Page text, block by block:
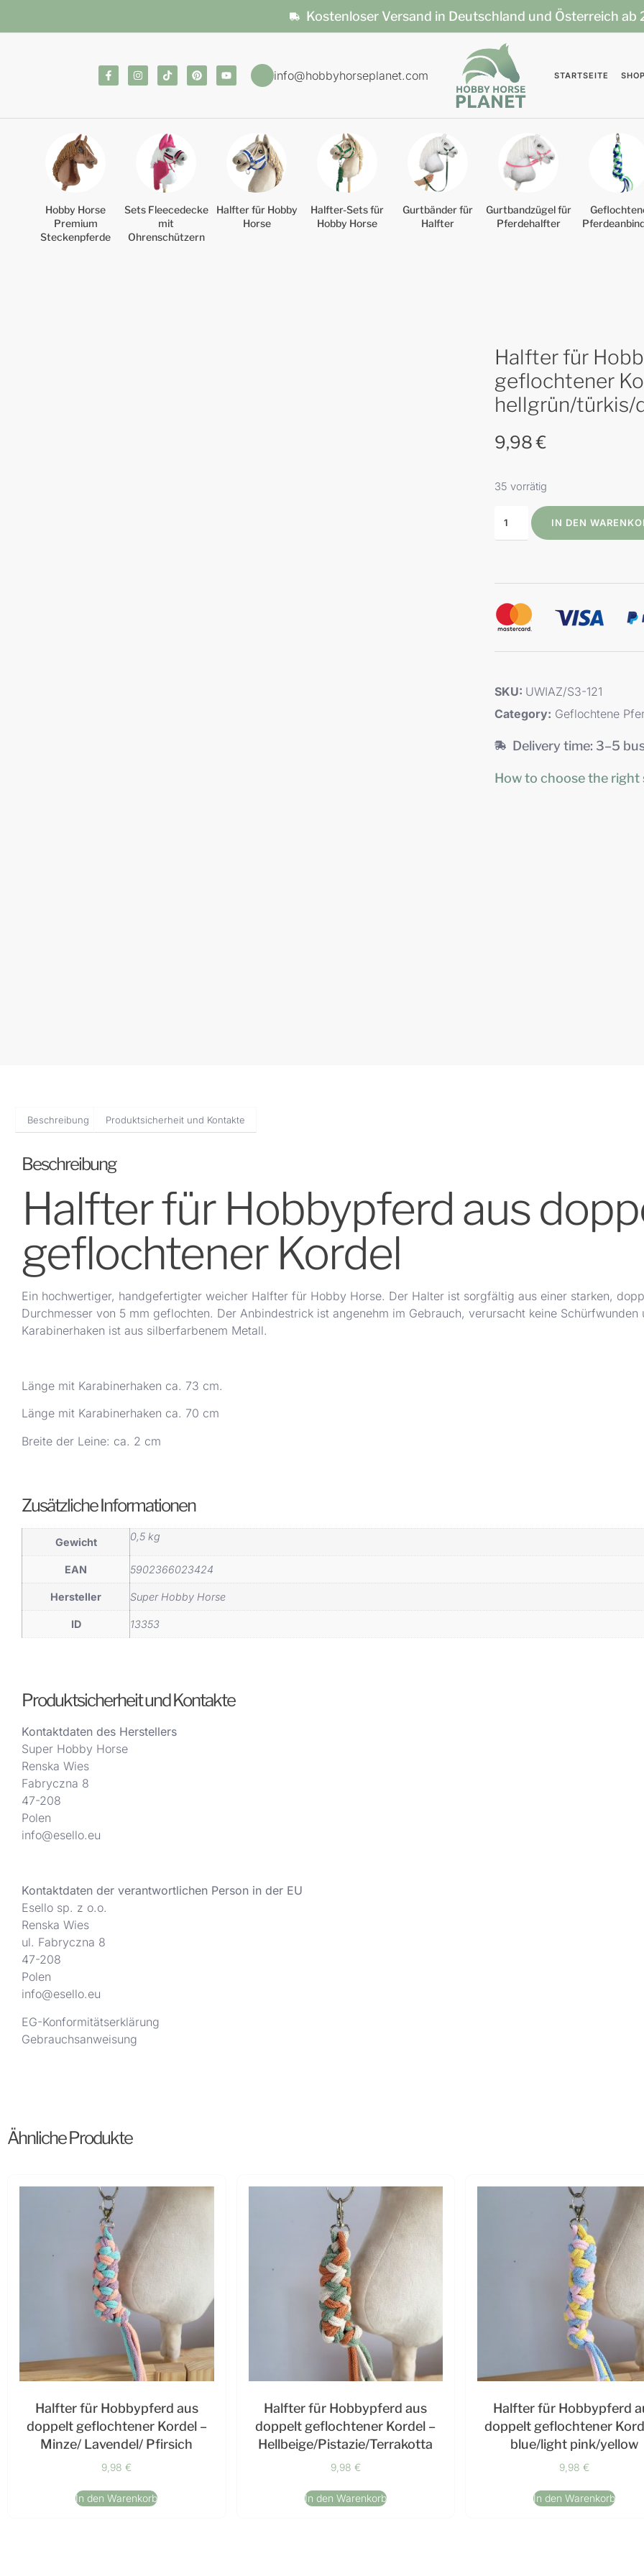
Kostenloser Versand in Deutschland und Österreich ab
info@hobbyhorseplanet.com STARTSEITE
Hobby Horse
Premium
Steckenpferde
Sets Fleecedecke
mit
Ohrenschützern
Halfter für Hobby
Horse
Halfter-Sets für
Hobby Horse
Gurtbänder für
Halfter
Gurtbandzügel für
Pferdehalfter
Halfter für
geflochtener
hellgrün/türkis/
9,98€
35 vorrätig
IN DEN
SKU: UWIAZ/S3-121
Category: Geflochtene
Delivery time: 3–5
How to choose the right
Beschreibung Produktsicherheit und Kontakte
Beschreibung
Halfter für Hobbypferd aus
geflochtener Kordel
Ein hochwertiger, handgefertigter weicher Halfter für Hobby Horse. Der Halter ist sorgfältig aus einer starken,
Durchmesser von 5 mm geflochten. Der Anbindestrick ist angenehm im Gebrauch, verursacht keine
Karabinerhaken ist aus silberfarbenem Metall.
Länge mit Karabinerhaken ca. 73 cm.
Länge mit Karabinerhaken ca. 70 cm
Breite der Leine: ca. 2 cm
Zusätzliche Informationen
Gewicht 0,5 kg
EAN 5902366023424
Hersteller Super Hobby Horse
ID 13353
Produktsicherheit und Kontakte
Kontaktdaten des Herstellers
Super Hobby Horse
Renska Wies
Fabryczna 8
47-208
Polen
info@esello.eu
Kontaktdaten der verantwortlichen Person in der EU
Esello sp. z o.o.
Renska Wies
ul. Fabryczna 8
47-208
Polen
info@esello.eu
EG-Konformitätserklärung
Gebrauchsanweisung
Ähnliche Produkte
Halfter für Hobbypferd aus
doppelt geflochtener Kordel –
Minze/ Lavendel/ Pfirsich
9,98 €
In den Warenkorb
Halfter für Hobbypferd aus
doppelt geflochtener Kordel –
Hellbeige/Pistazie/Terrakotta
9,98 €
In den Warenkorb
Halfter für Hobbypferd
doppelt geflochtener
blue/light pink/yellow
9,98 €
In den Warenkorb